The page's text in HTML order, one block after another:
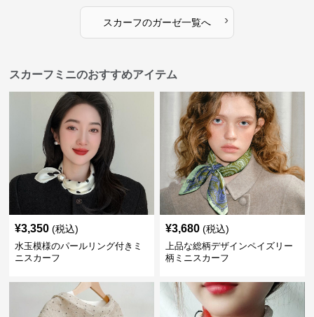
スカーフのガーゼ一覧へ ›
スカーフミニのおすすめアイテム
¥3,350 (税込)
水玉模様のパールリング付きミ
ニスカーフ
¥3,680 (税込)
上品な総柄デザインペイズリー
柄ミニスカーフ